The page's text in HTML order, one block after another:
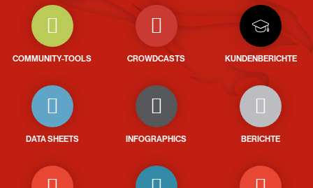
COMMUNITY-TOOLS CROWDCASTS KUNDENBERICHTE
DATA SHEETS INFOGRAPHICS BERICHTE